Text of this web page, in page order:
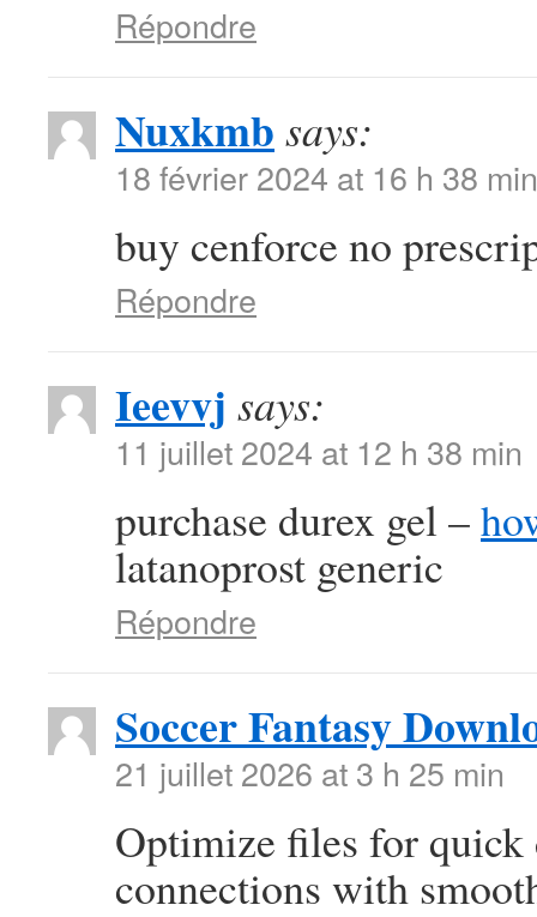
Répondre
Nuxkmb says:
18 février 2024 at 16 h 38 min
buy cenforce no
Répondre
Ieevvj says:
11 juillet 2024 at 12 h 38 min
purchase durex gel –
latanoprost generic
Répondre
Soccer Fantasy
21 juillet 2026 at 3 h 25 min
Optimize files for quick
connections with